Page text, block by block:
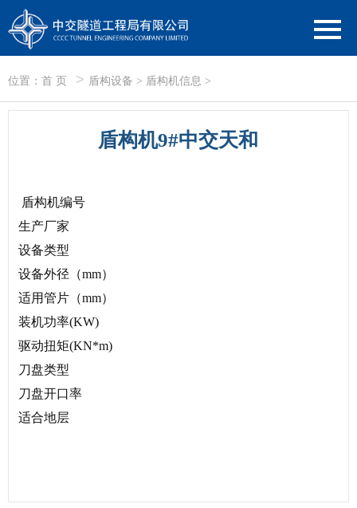
位置： 首 页 > 盾构设备 > 盾构机信息 >
盾构机9#中交天和
盾构机编号
生产厂家
设备类型
设备外径（mm）
适用管片（mm）
装机功率(KW)
驱动扭矩(KN*m)
刀盘类型
刀盘开口率
适合地层